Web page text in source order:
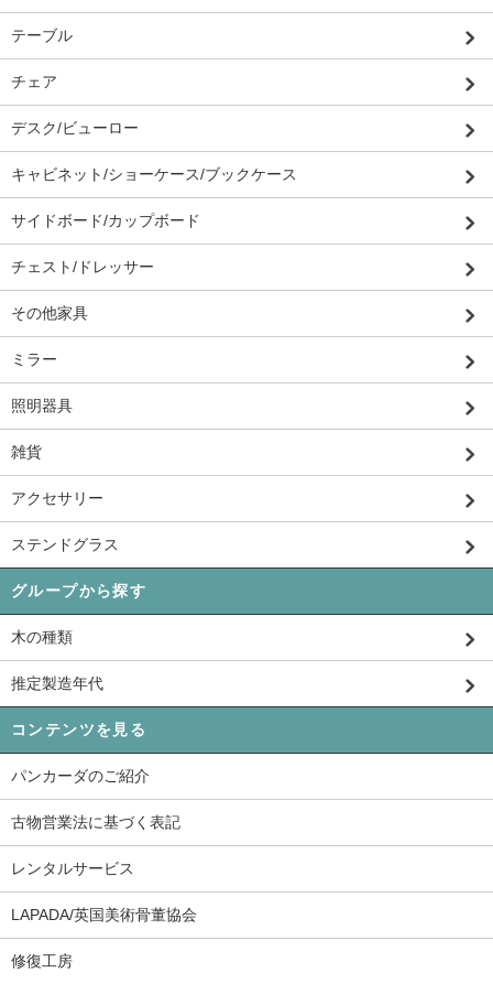
テーブル
チェア
デスク/ビューロー
キャビネット/ショーケース/ブックケース
サイドボード/カップボード
チェスト/ドレッサー
その他家具
ミラー
照明器具
雑貨
アクセサリー
ステンドグラス
グループから探す
木の種類
推定製造年代
コンテンツを見る
パンカーダのご紹介
古物営業法に基づく表記
レンタルサービス
LAPADA/英国美術骨董協会
修復工房